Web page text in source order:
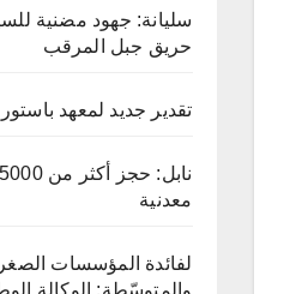
سليانة: جهود مضنية
حريق جبل المرقب
تقدير جديد لمعهد باستور
معدنية
لفائدة المؤسسات